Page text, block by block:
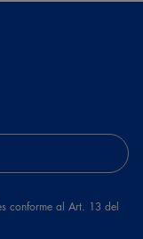
conforme al Art. 13 del